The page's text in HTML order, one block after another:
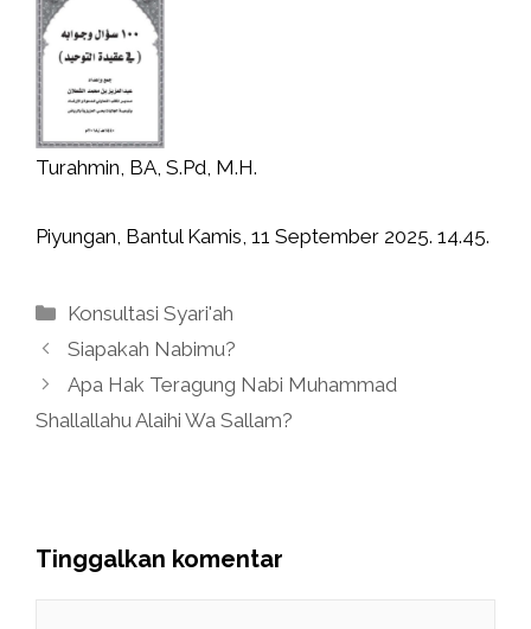
Turahmin, BA, S.Pd, M.H.
Piyungan, Bantul Kamis, 11 September 2025. 14.45.
Kategori
Konsultasi Syari'ah
Siapakah Nabimu?
Apa Hak Teragung Nabi Muhammad
Shallallahu Alaihi Wa Sallam?
Tinggalkan komentar